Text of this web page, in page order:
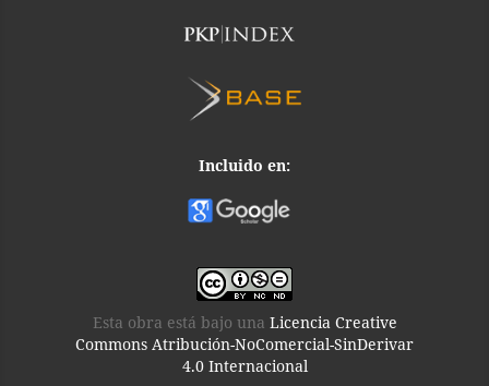
Incluido en:
Esta obra está bajo una Licencia Creative
Commons Atribución-NoComercial-SinDerivar
4.0 Internacional